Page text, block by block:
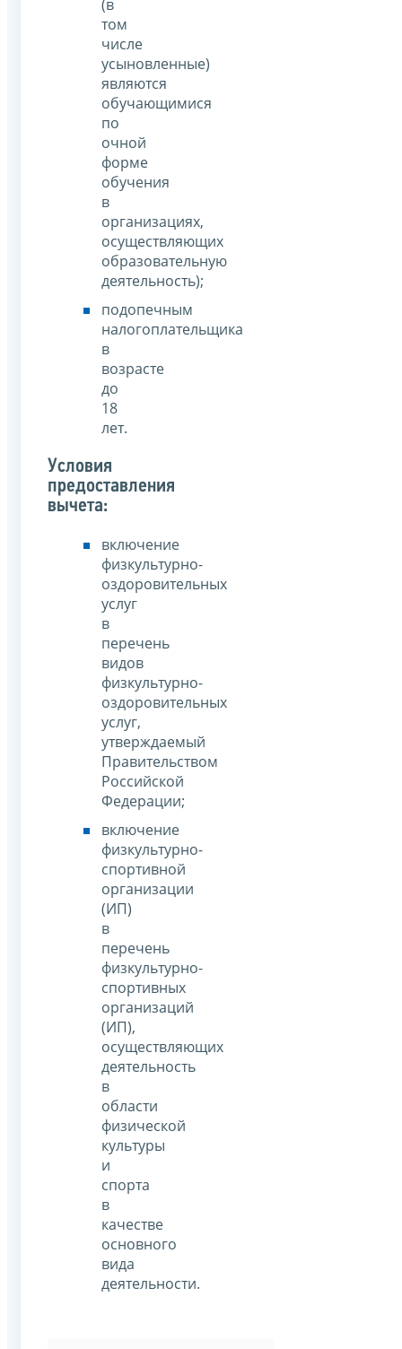
(в
том
числе
усыновленные)
являются
обучающимися
по
очной
форме
обучения
в
организациях,
осуществляющих
образовательную
деятельность);
подопечным
налогоплательщика
в
возрасте
до
18
лет.
Условия
предоставления
вычета:
включение
физкультурно-
оздоровительных
услуг
в
перечень
видов
физкультурно-
оздоровительных
услуг,
утверждаемый
Правительством
Российской
Федерации;
включение
физкультурно-
спортивной
организации
(ИП)
в
перечень
физкультурно-
спортивных
организаций
(ИП),
осуществляющих
деятельность
в
области
физической
культуры
и
спорта
в
качестве
основного
вида
деятельности.